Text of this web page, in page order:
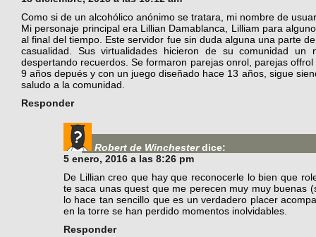
Como si de un alcohólico anónimo se tratara, mi nombre de
Mi personaje principal era Lillian Damablanca, Lilliam para
al final del tiempo. Este servidor fue sin duda alguna una parte
casualidad. Sus virtualidades hicieron de su comunidad
despertando recuerdos. Se formaron parejas onrol, parejas
9 años depués y con un juego diseñado hace 13 años, sigue
saludo a la comunidad.
Responder
Robert de Winchester dice:
5 enero, 2016 a las 8:26 pm
De Lillian creo que hay que reconocerle lo bien que
te saca unas quest que me perecen muy muy buenas
lo hace tan sencillo que es un verdadero placer
en la torre se han perdido momentos inolvidables.
Responder